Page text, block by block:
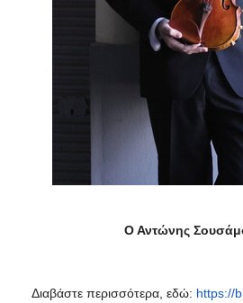
Ο Αντώνης
Διαβάστε περισσότερα, εδώ: https://